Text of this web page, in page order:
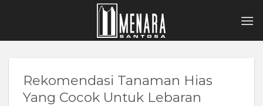
Rekomendasi Tanaman Hias
Yang Cocok Untuk Lebaran